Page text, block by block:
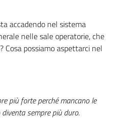
accadendo nel sistema
nelle sale operatorie, che
Cosa possiamo aspettarci nel
più forte perché mancano le
sempre più duro.